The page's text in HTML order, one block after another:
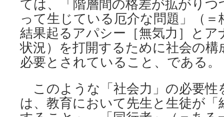
ては、「階層間の格差が拡がり
って生じている厄介な問題」（
結果起るアパシー［無気力］と
状況）を打開するために社会の構
必要とされていること、である。
このような「社会力」の必要性
は、教育において先生と生徒が